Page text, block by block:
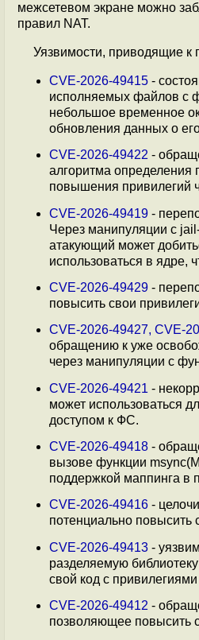
межсетевом экране можно
правил NAT.
Уязвимости, приводящие к
CVE-2026-49415 -
исполняемых файлов с
небольшое временное
обновления данных о
CVE-2026-49422 -
алгоритма определения
повышения привилегий
CVE-2026-49419 -
Через манипуляции c
атакующий может
использоваться в ядре,
CVE-2026-49429 -
повысить свои
CVE-2026-49427, CVE-
обращению к уже
через манипуляции с
CVE-2026-49421 -
может использоваться
доступом к ФС.
CVE-2026-49418 -
вызове функции
поддержкой маппинга в
CVE-2026-49416 -
потенциально повысить
CVE-2026-49413 -
разделяемую
свой код с
CVE-2026-49412 -
позволяющее повысить